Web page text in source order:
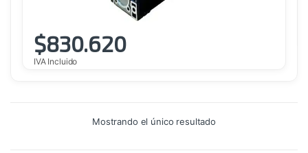
$830.620
IVA Incluido
Mostrando el único resultado